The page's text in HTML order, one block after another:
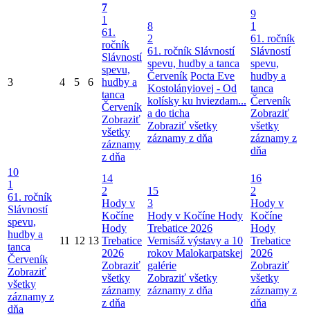
3 4 5 6
7
1
61.
ročník
Slávností
spevu,
hudby a
tanca
Červeník
Zobraziť
všetky
záznamy
z dňa
8
2
61. ročník Slávností
spevu, hudby a tanca
Červeník Pocta Eve
Kostolányiovej - Od
kolísky ku hviezdam...
a do ticha
Zobraziť všetky
záznamy z dňa
9
1
61. ročník
Slávností
spevu,
hudby a
tanca
Červeník
Zobraziť
všetky
záznamy z
dňa
10
1
61. ročník
Slávností
spevu,
hudby a
tanca
Červeník
Zobraziť
všetky
záznamy z
dňa
11 12 13
14
2
Hody v
Kočíne
Hody
Trebatice
2026
Zobraziť
všetky
záznamy
z dňa
15
3
Hody v Kočíne Hody
Trebatice 2026
Vernisáž výstavy a 10
rokov Malokarpatskej
galérie
Zobraziť všetky
záznamy z dňa
16
2
Hody v
Kočíne
Hody
Trebatice
2026
Zobraziť
všetky
záznamy z
dňa